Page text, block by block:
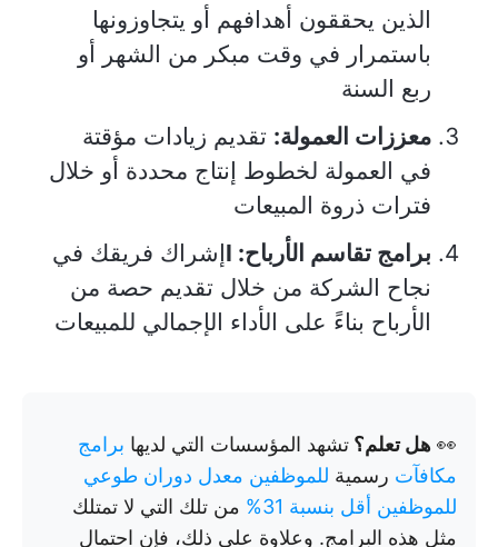
الذين يحققون أهدافهم أو يتجاوزونها
باستمرار في وقت مبكر من الشهر أو
ربع السنة
معززات العمولة: تقديم زيادات مؤقتة
في العمولة لخطوط إنتاج محددة أو خلال
فترات ذروة المبيعات
برامج تقاسم الأرباح: I إشراك فريقك في
نجاح الشركة من خلال تقديم حصة من
الأرباح بناءً على الأداء الإجمالي للمبيعات
👀 هل تعلم؟ تشهد المؤسسات التي لديها برامج
مكافآت رسمية للموظفين معدل دوران طوعي
للموظفين أقل بنسبة 31%
من تلك التي لا تمتلك
مثل هذه البرامج. وعلاوة على ذلك، فإن احتمال